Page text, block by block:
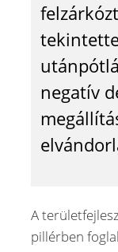
negatív
A
pillérben